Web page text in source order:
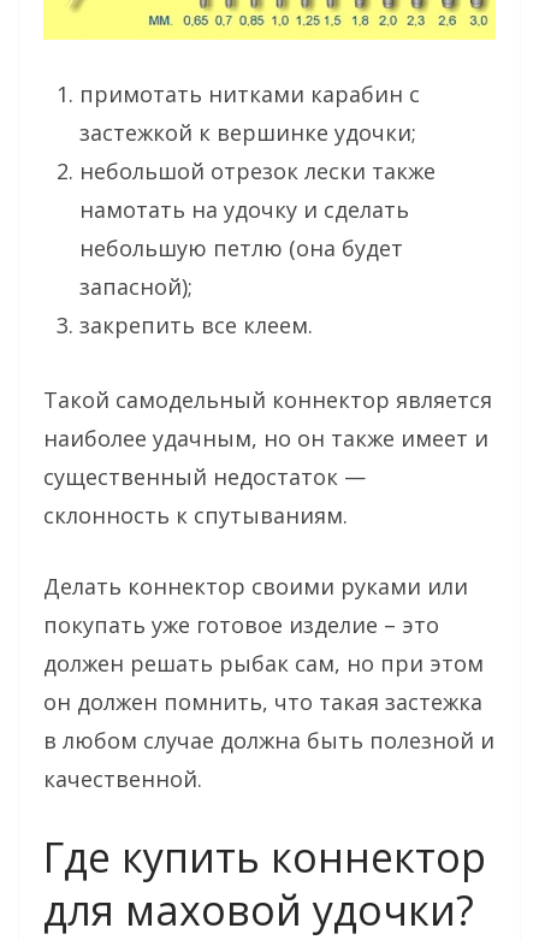
примотать нитками карабин с
застежкой к вершинке удочки;
небольшой отрезок лески также
намотать на удочку и сделать
небольшую петлю (она будет
запасной);
закрепить все клеем.
Такой самодельный коннектор является
наиболее удачным, но он также имеет и
существенный недостаток —
склонность к спутываниям.
Делать коннектор своими руками или
покупать уже готовое изделие – это
должен решать рыбак сам, но при этом
он должен помнить, что такая застежка
в любом случае должна быть полезной и
качественной.
Где купить коннектор
для маховой удочки?